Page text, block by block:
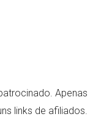
Apenas
links de afiliados.